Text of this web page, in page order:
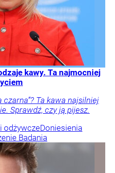
kawy. Ta najmocniej
czarna”? Ta kawa najsilniej
Sprawdź, czy ją pijesz.
odżywczeDoniesienia
Badania